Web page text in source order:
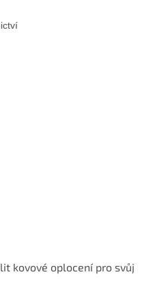
kovové oplocení pro svůj